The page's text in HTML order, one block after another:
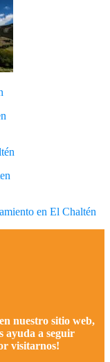
en El Chaltén
nuestro sitio web,
ayuda a seguir
visitarnos!